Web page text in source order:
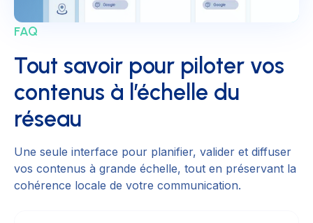
FAQ
Tout savoir pour piloter vos
contenus à l’échelle du
réseau
Une seule interface pour planifier, valider et diffuser
vos contenus à grande échelle, tout en préservant la
cohérence locale de votre communication.